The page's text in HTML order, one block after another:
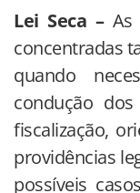
Lei Seca –As
concentradas
quando
condução
fiscalização,
providências
possíveis